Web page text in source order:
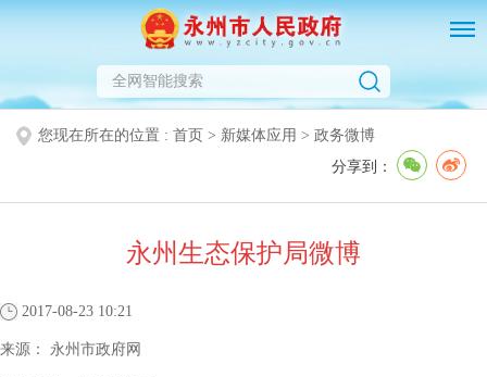
您现在所在的位置 : 首页 > 新媒体应用 > 政务微博
分享到：
永州生态保护局微博
2017-08-23 10:21
来源： 永州市政府网